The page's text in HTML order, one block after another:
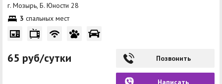
г. Мозырь, Б. Юности 28
3 спальных мест
65 руб/сутки Позвонить
Написать